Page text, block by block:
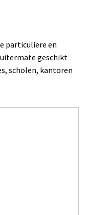
particuliere en
geschikt
scholen, kantoren